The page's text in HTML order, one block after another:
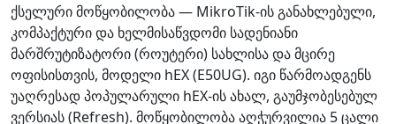
ქსელური მოწყობილობა — MikroTik-ის განახლებული,
კომპაქტური და ხელმისაწვდომი სადენიანი
მარშრუტიზატორი (როუტერი) სახლისა და მცირე
ოფისისთვის, მოდელი hEX (E50UG). იგი წარმოადგენს
უაღრესად პოპულარული hEX-ის ახალ, გაუმჯობესებულ
ვერსიას (Refresh). მოწყობილობა აღჭურვილია 5 ცალი